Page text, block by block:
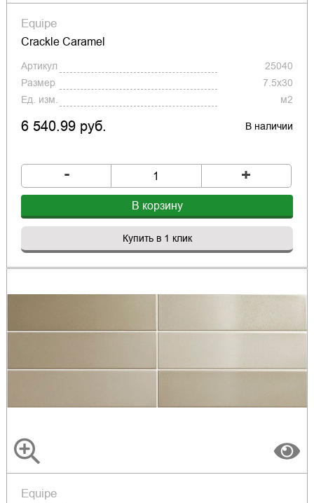
Equipe
Crackle Caramel
Артикул
25040
Размер
7.5x30
Ед. изм.
м2
6 540.99 руб. В наличии
- +
В корзину
Купить в 1 клик
Equipe